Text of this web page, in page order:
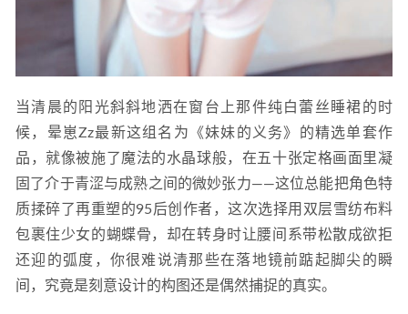
当清晨的阳光斜斜地洒在窗台上那件纯白蕾丝睡裙的时
候，晕崽Zz最新这组名为《妹妹的义务》的精选单套作
品，就像被施了魔法的水晶球般，在五十张定格画面里凝
固了介于青涩与成熟之间的微妙张力——这位总能把角色特
质揉碎了再重塑的95后创作者，这次选择用双层雪纺布料
包裹住少女的蝴蝶骨，却在转身时让腰间系带松散成欲拒
还迎的弧度，你很难说清那些在落地镜前踮起脚尖的瞬
间，究竟是刻意设计的构图还是偶然捕捉的真实。